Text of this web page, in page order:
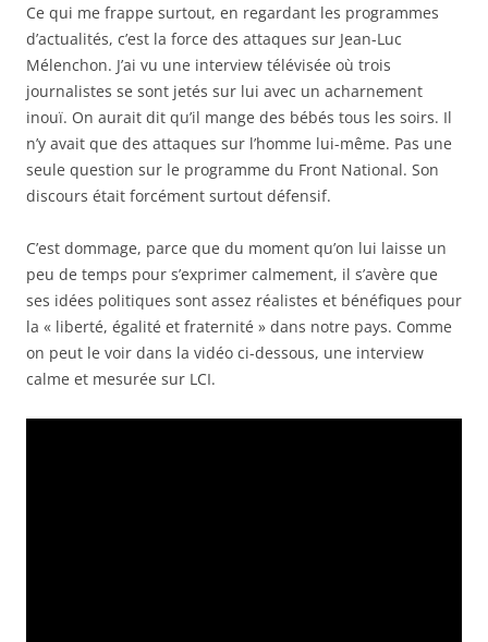
Ce qui me frappe surtout, en regardant les programmes
d’actualités, c’est la force des attaques sur Jean-Luc
Mélenchon. J’ai vu une interview télévisée où trois
journalistes se sont jetés sur lui avec un acharnement
inouï. On aurait dit qu’il mange des bébés tous les soirs. Il
n’y avait que des attaques sur l’homme lui-même. Pas une
seule question sur le programme du Front National. Son
discours était forcément surtout défensif.
C’est dommage, parce que du moment qu’on lui laisse un
peu de temps pour s’exprimer calmement, il s’avère que
ses idées politiques sont assez réalistes et bénéfiques pour
la « liberté, égalité et fraternité » dans notre pays. Comme
on peut le voir dans la vidéo ci-dessous, une interview
calme et mesurée sur LCI.